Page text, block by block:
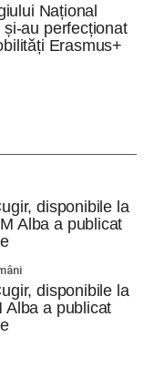
Național
și-au perfecționat
Erasmus+
disponibile la
Alba a publicat
disponibile la
Alba a publicat